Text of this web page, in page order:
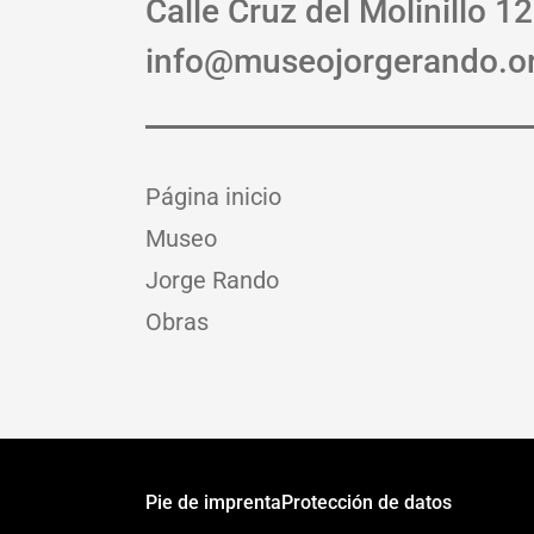
Calle Cruz del Molinillo 12
Página inicio
Museo
Jorge Rando
Obras
Pie de imprentaProtección de datos